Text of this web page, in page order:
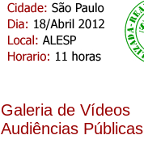
Galeria de Vídeos
Audiências Públicas